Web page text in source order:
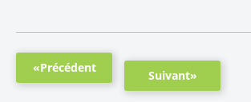
«Précédent
Suivant»